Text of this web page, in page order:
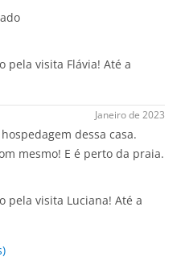
pela visita Flávia! Até a
Janeiro de 2023
dessa casa.
mesmo! E é perto da praia.
pela visita Luciana! Até a